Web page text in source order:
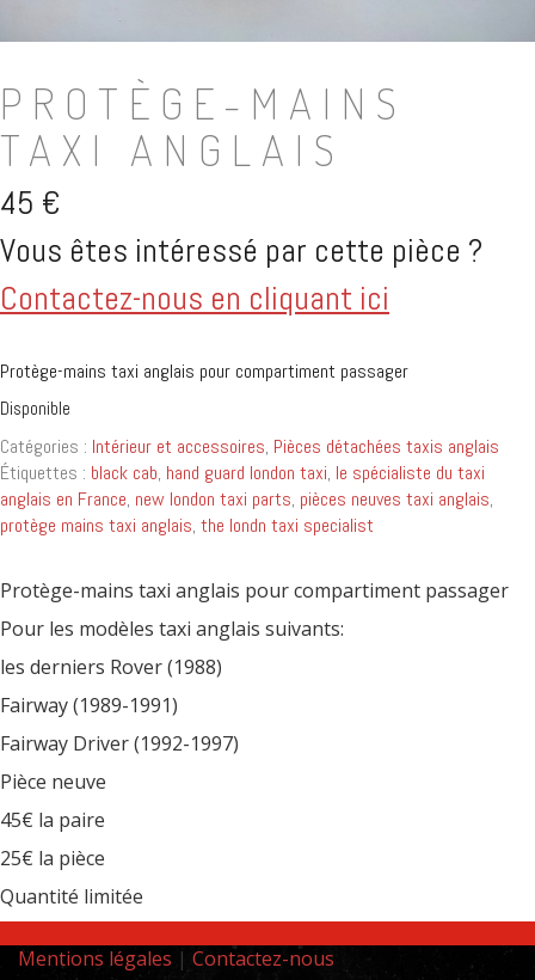
PROTÈGE-MAINS
TAXI ANGLAIS
45 €
Vous êtes intéressé par cette pièce ?
Contactez-nous en cliquant ici
Protège-mains taxi anglais pour compartiment passager
Disponible
Catégories : Intérieur et accessoires, Pièces détachées taxis anglais
Étiquettes : black cab, hand guard london taxi, le spécialiste du taxi
anglais en France, new london taxi parts, pièces neuves taxi anglais,
protège mains taxi anglais, the londn taxi specialist
Protège-mains taxi anglais pour compartiment passager
Pour les modèles taxi anglais suivants:
les derniers Rover (1988)
Fairway (1989-1991)
Fairway Driver (1992-1997)
Pièce neuve
45€ la paire
25€ la pièce
Quantité limitée
Mentions légales | Contactez-nous